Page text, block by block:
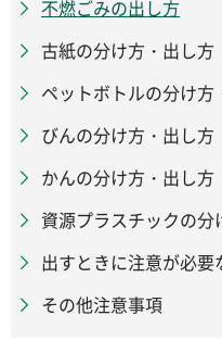
不燃ごみの出し方
古紙の分け方・出し方
ペットボトルの分け方
びんの分け方・出し方
かんの分け方・出し方
資源プラスチックの分
出すときに注意が必要
その他注意事項